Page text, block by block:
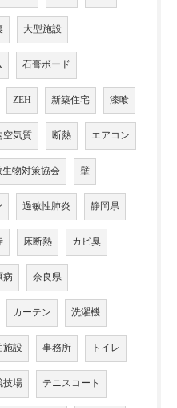
大型施設
石膏ボード
ZEH 新築住宅 漆喰
空気質 断熱 エアコン
物対策協会 壁
過敏性肺炎 静岡県
床断熱 カビ臭
病 奈良県
カーテン 洗濯機
施設 事務所 トイレ
技場 テニスコート